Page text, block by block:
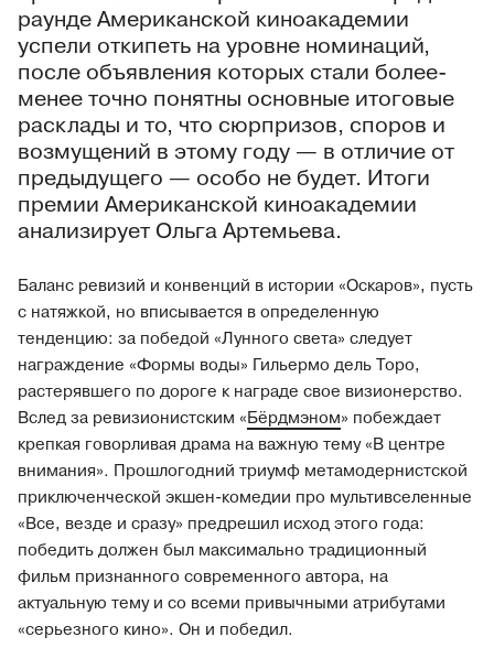
раунде Американской киноакадемии
успели откипеть на уровне номинаций,
после объявления которых стали более-
менее точно понятны основные итоговые
расклады и то, что сюрпризов, споров и
возмущений в этому году — в отличие от
предыдущего — особо не будет. Итоги
премии Американской киноакадемии
анализирует Ольга Артемьева.
Баланс ревизий и конвенций в истории «Оскаров», пусть
с натяжкой, но вписывается в определенную
тенденцию: за победой «Лунного света» следует
награждение «Формы воды» Гильермо дель Торо,
растерявшего по дороге к награде свое визионерство.
Вслед за ревизионистским «Бёрдмэном» побеждает
крепкая говорливая драма на важную тему «В центре
внимания». Прошлогодний триумф метамодернистской
приключенческой экшен-комедии про мультивселенные
«Все, везде и сразу» предрешил исход этого года:
победить должен был максимально традиционный
фильм признанного современного автора, на
актуальную тему и со всеми привычными атрибутами
«серьезного кино». Он и победил.